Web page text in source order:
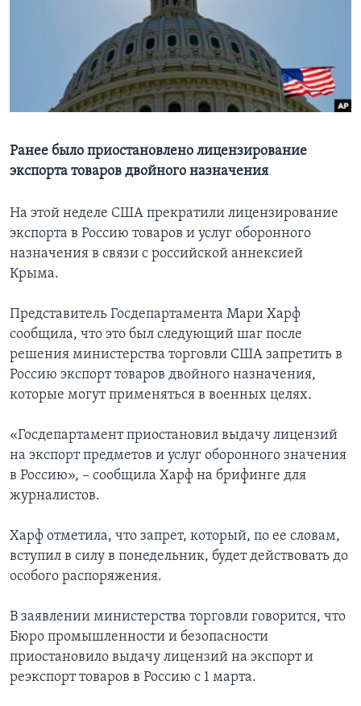
СОЦИАЛЬНЫЕ СЕТИ
Языки
Ранее было приостановлено лицензирование
экспорта товаров двойного назначения
На этой неделе США прекратили лицензирование
экспорта в Россию товаров и услуг оборонного
назначения в связи с российской аннексией
Крыма.
Представитель Госдепартамента Мари Харф
сообщила, что это был следующий шаг после
решения министерства торговли США запретить в
Россию экспорт товаров двойного назначения,
которые могут применяться в военных целях.
«Госдепартамент приостановил выдачу лицензий
на экспорт предметов и услуг оборонного значения
в Россию», – сообщила Харф на брифинге для
журналистов.
Харф отметила, что запрет, который, по ее словам,
вступил в силу в понедельник, будет действовать до
особого распоряжения.
В заявлении министерства торговли говорится, что
Бюро промышленности и безопасности
приостановило выдачу лицензий на экспорт и
реэкспорт товаров в Россию с 1 марта.